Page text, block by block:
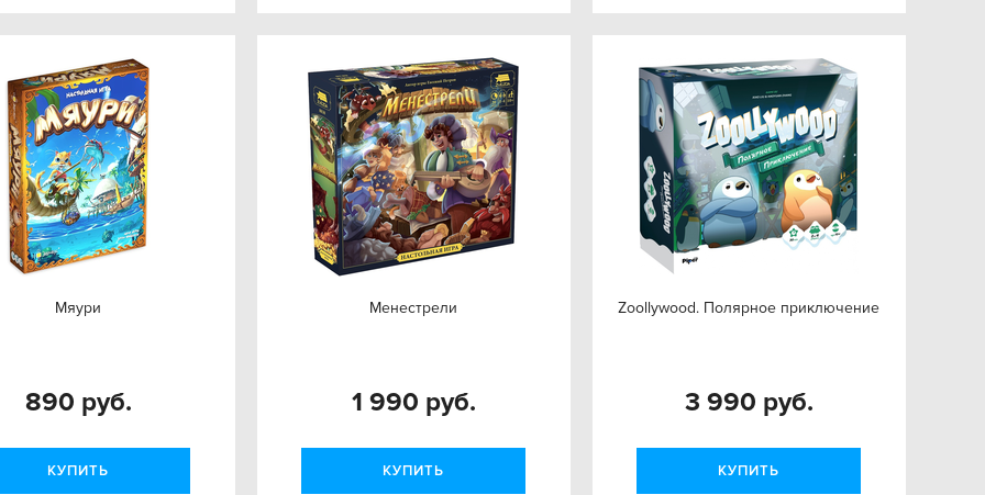
Мяури
890 руб.
КУПИТЬ
Менестрели
1 990 руб.
КУПИТЬ
Zoollywood. Полярное приключение
3 990 руб.
КУПИТЬ